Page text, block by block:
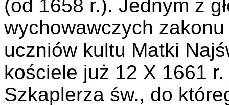
(od 1658 r.). Jednym z
wychowawczych
uczniów kultu Matki
kościele już 12 X 1661 r.
Szkaplerza św., do